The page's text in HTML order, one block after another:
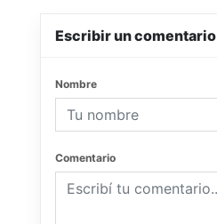
Escribir un comentario
Nombre
Comentario